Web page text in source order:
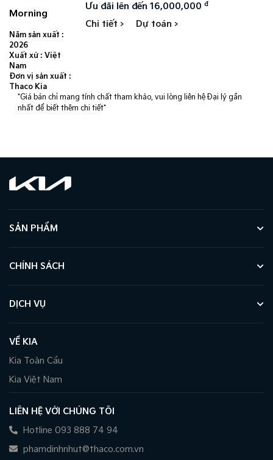
Morning
Năm sản xuất :
2026
Xuất xứ : Việt
Nam
Đơn vị sản xuất :
Thaco Kia
Ưu đãi lên đến 16,000,000đ
Chi tiết > Dự toán >
*Giá bán chỉ mang tính chất tham khảo, vui lòng liên hệ Đại lý gần
nhất để biết thêm chi tiết*
SẢN PHẨM
CHÍNH SÁCH
DỊCH VỤ
VỀ KIA
Kia Toàn Cầu
Kia Việt Nam
LIÊN HỆ VỚI CHÚNG TÔI
Hotline 093 888 74 94
phamdinhnhut@thaco.com.vn